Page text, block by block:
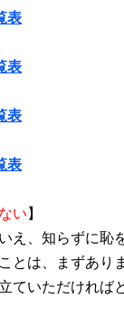
表
表
表
表
い 】
え、知らずに恥
とは、まずあり
ていただければ